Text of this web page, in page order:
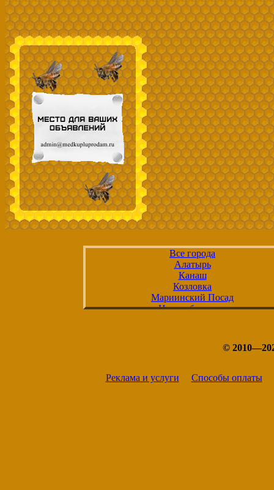
Все города
Алатырь
Канаш
Козловка
Мариинский Посад
Новочебоксарск
©
Реклама и услуги Способы оплаты